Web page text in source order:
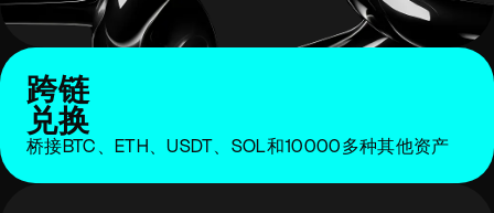
跨链
兑换
桥接BTC、ETH、USDT、SOL和10000多种其他资产